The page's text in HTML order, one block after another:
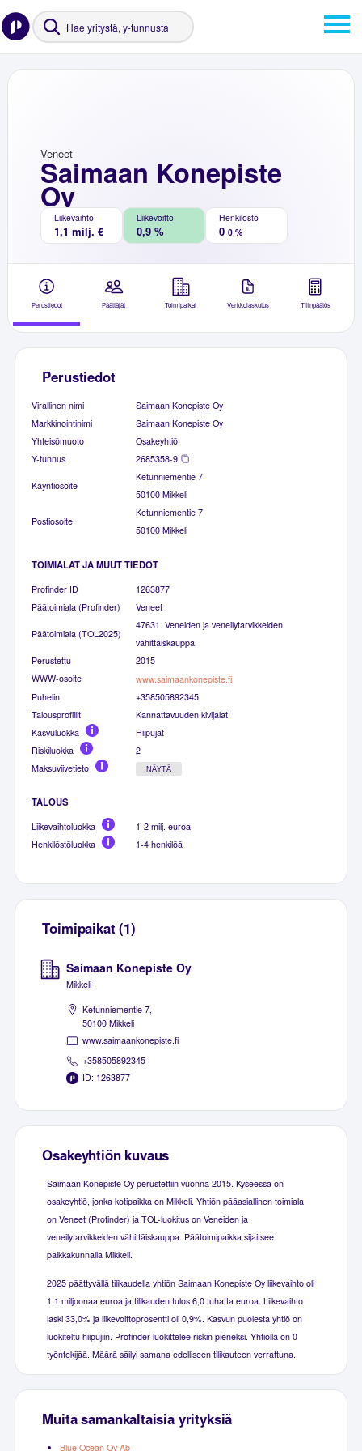
Saimaan Konepiste
Oy
Veneet
Liikevaihto
1,1 milj. €
Liikevoitto
0,9 %
Henkilöstö
0 0 %
Perustiedot Päättäjät Toimipaikat Verkkolaskutus Tilinpäätös
Perustiedot
Virallinen nimi
Saimaan Konepiste Oy
Markkinointinimi
Saimaan Konepiste Oy
Yhteisömuoto
Osakeyhtiö
Y-tunnus
2685358-9
Käyntiosoite
Ketunniementie 7
50100 Mikkeli
Postiosoite
Ketunniementie 7
50100 Mikkeli
TOIMIALAT JA MUUT TIEDOT
Profinder ID
1263877
Päätoimiala (Profinder)
Veneet
Päätoimiala (TOL2025)
47631. Veneiden ja veneilytarvikkeiden
vähittäiskauppa
Perustettu
2015
WWW-osoite
www.saimaankonepiste.fi
Puhelin
+358505892345
Talousprofiilit
Kannattavuuden kivijalat
Kasvuluokka
Hiipujat
Riskiluokka
2
Maksuviivetieto
NÄYTÄ
TALOUS
Liikevaihtoluokka
1-2 milj. euroa
Henkilöstöluokka
1-4 henkilöä
Toimipaikat (1)
Saimaan Konepiste Oy
Mikkeli
Ketunniementie 7,
50100 Mikkeli
www.saimaankonepiste.fi
+358505892345
ID: 1263877
Osakeyhtiön kuvaus
Saimaan Konepiste Oy perustettiin vuonna 2015. Kyseessä on
osakeyhtiö, jonka kotipaikka on Mikkeli. Yhtiön pääasiallinen toimiala
on Veneet (Profinder) ja TOL-luokitus on Veneiden ja
veneilytarvikkeiden vähittäiskauppa. Päätoimipaikka sijaitsee
paikkakunnalla Mikkeli.
2025 päättyvällä tilikaudella yhtiön Saimaan Konepiste Oy liikevaihto oli
1,1 miljoonaa euroa ja tilikauden tulos 6,0 tuhatta euroa. Liikevaihto
laski 33,0% ja liikevoittoprosentti oli 0,9%. Kasvun puolesta yhtiö on
luokiteltu hiipujiin. Profinder luokittelee riskin pieneksi. Yhtiöllä on 0
työntekijää. Määrä säilyi samana edelliseen tilikauteen verrattuna.
Muita samankaltaisia yrityksiä
Blue Ocean Oy Ab